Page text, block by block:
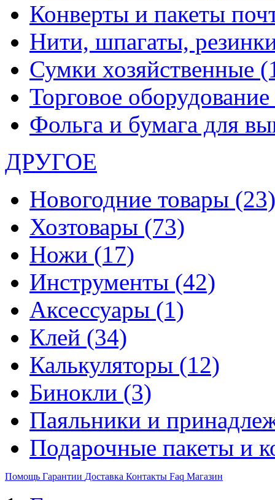
Конверты и пакеты
Нити, шпагаты,
Сумки хозяйственные
Торговое оборудование
Фольга и бумага для
ДРУГОЕ
Новогодние товары (23)
Хозтовары (73)
Ножи (17)
Инструменты (42)
Аксессуары (1)
Клей (34)
Калькуляторы (12)
Бинокли (3)
Паяльники и
Подарочные пакеты и
Помощь Гарантии Доставка Контакты Faq Магазин